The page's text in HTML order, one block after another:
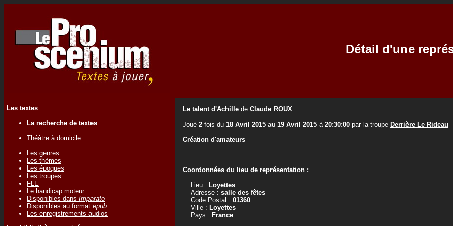
Détail d'une
Les textes
La recherche de textes
Théâtre à domicile
Les genres
Les thèmes
Les époques
Les troupes
FLE
Le handicap moteur
Disponibles dans Imparato
Disponibles au format epub
Les enregistrements audios
Le talent d'Achille de Claude ROUX
Joué 2 fois du 18 Avril 2015 au 19 Avril 2015 à 20:30:00 par la troupe Derrière Le Rideau
Création d'amateurs
Coordonnées du lieu de représentation :
Lieu : Loyettes
Adresse : salle des fêtes
Code Postal : 01360
Ville : Loyettes
Pays : France